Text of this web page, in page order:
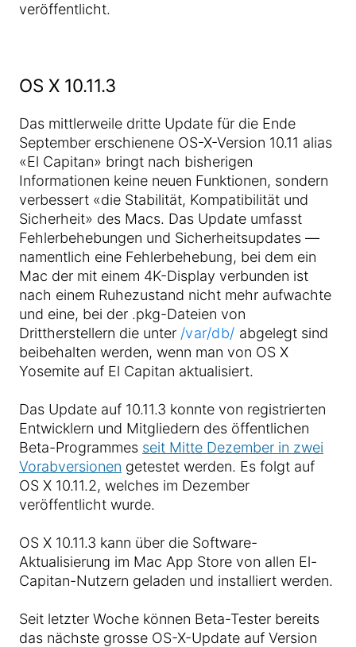
veröffentlicht.
OS X 10.11.3
Das mittlerweile dritte Update für die Ende
September erschienene OS-X-Version 10.11 alias
«El Capitan» bringt nach bisherigen
Informationen keine neuen Funktionen, sondern
verbessert «die Stabilität, Kompatibilität und
Sicherheit» des Macs. Das Update umfasst
Fehlerbehebungen und Sicherheitsupdates —
namentlich eine Fehlerbehebung, bei dem ein
Mac der mit einem 4K-Display verbunden ist
nach einem Ruhezustand nicht mehr aufwachte
und eine, bei der .pkg-Dateien von
Drittherstellern die unter /var/db/ abgelegt sind
beibehalten werden, wenn man von OS X
Yosemite auf El Capitan aktualisiert.
Das Update auf 10.11.3 konnte von registrierten
Entwicklern und Mitgliedern des öffentlichen
Beta-Programmes seit Mitte Dezember in zwei
Vorabversionen getestet werden. Es folgt auf
OS X 10.11.2, welches im Dezember
veröffentlicht wurde.
OS X 10.11.3 kann über die Software-
Aktualisierung im Mac App Store von allen El-
Capitan-Nutzern geladen und installiert werden.
Seit letzter Woche können Beta-Tester bereits
das nächste grosse OS-X-Update auf Version